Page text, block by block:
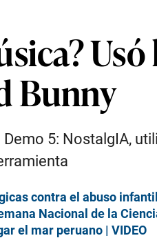
Bunny
5: NostalgIA,
contra el abuso
Nacional de la
el mar peruano | VIDEO